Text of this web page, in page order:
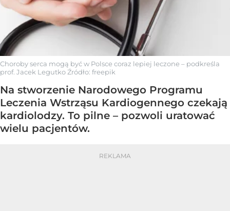
Choroby serca mogą być w Polsce coraz lepiej leczone – podkreśla
prof. Jacek LegutkoŹródło: freepik
Na stworzenie Narodowego Programu
Leczenia Wstrząsu Kardiogennego czekają
kardiolodzy. To pilne – pozwoli uratować
wielu pacjentów.